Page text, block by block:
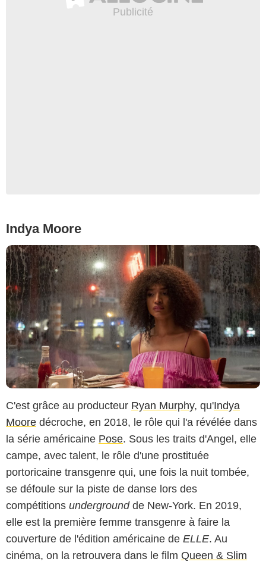
Indya Moore
C'est grâce au producteur Ryan Murphy, qu'Indya
Moore décroche, en 2018, le rôle qui l'a révélée dans
la série américaine Pose. Sous les traits d'Angel, elle
campe, avec talent, le rôle d'une prostituée
portoricaine transgenre qui, une fois la nuit tombée,
se défoule sur la piste de danse lors des
compétitions undergroundde New-York. En 2019,
elle est la première femme transgenre à faire la
couverture de l'édition américaine de ELLE. Au
cinéma, on la retrouvera dans le film Queen & Slim